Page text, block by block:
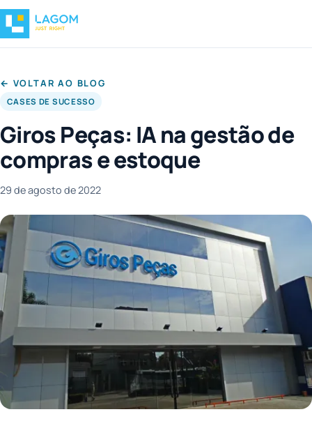
← VOLTAR AO BLOG
CASES DE SUCESSO
Giros Peças: IA na gestão de
compras e estoque
29 de agosto de 2022